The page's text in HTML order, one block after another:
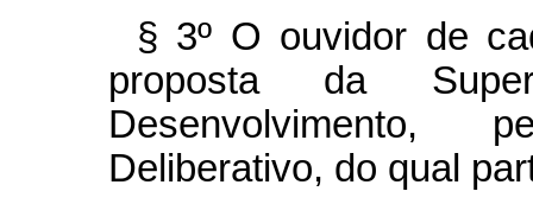
§ 3º O ouvidor de
proposta da
Desenvolvimento,
Deliberativo, do qual